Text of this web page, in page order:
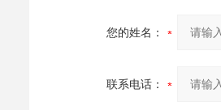
您的姓名：
联系电话：